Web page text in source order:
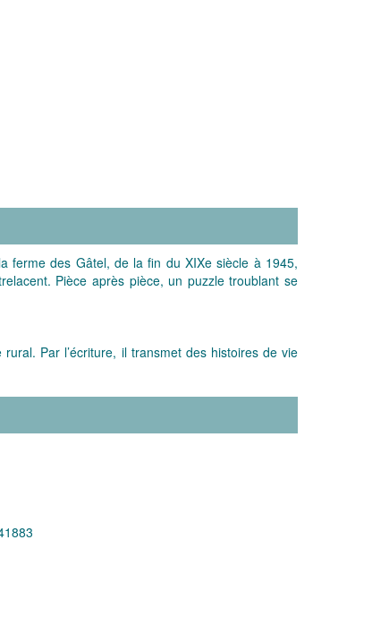
ferme des Gâtel, de la fin du XIXe siècle à 1945,
Pièce après pièce, un puzzle troublant se
Par l’écriture, il transmet des histoires de vie